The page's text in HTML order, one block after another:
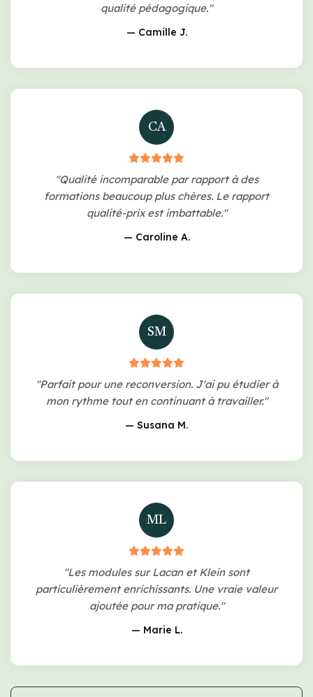
qualité pédagogique."
— Camille J.
CA
"Qualité incomparable par rapport à des
formations beaucoup plus chères. Le rapport
qualité-prix est imbattable."
— Caroline A.
SM
"Parfait pour une reconversion. J'ai pu étudier à
mon rythme tout en continuant à travailler."
— Susana M.
ML
"Les modules sur Lacan et Klein sont
particulièrement enrichissants. Une vraie valeur
ajoutée pour ma pratique."
— Marie L.